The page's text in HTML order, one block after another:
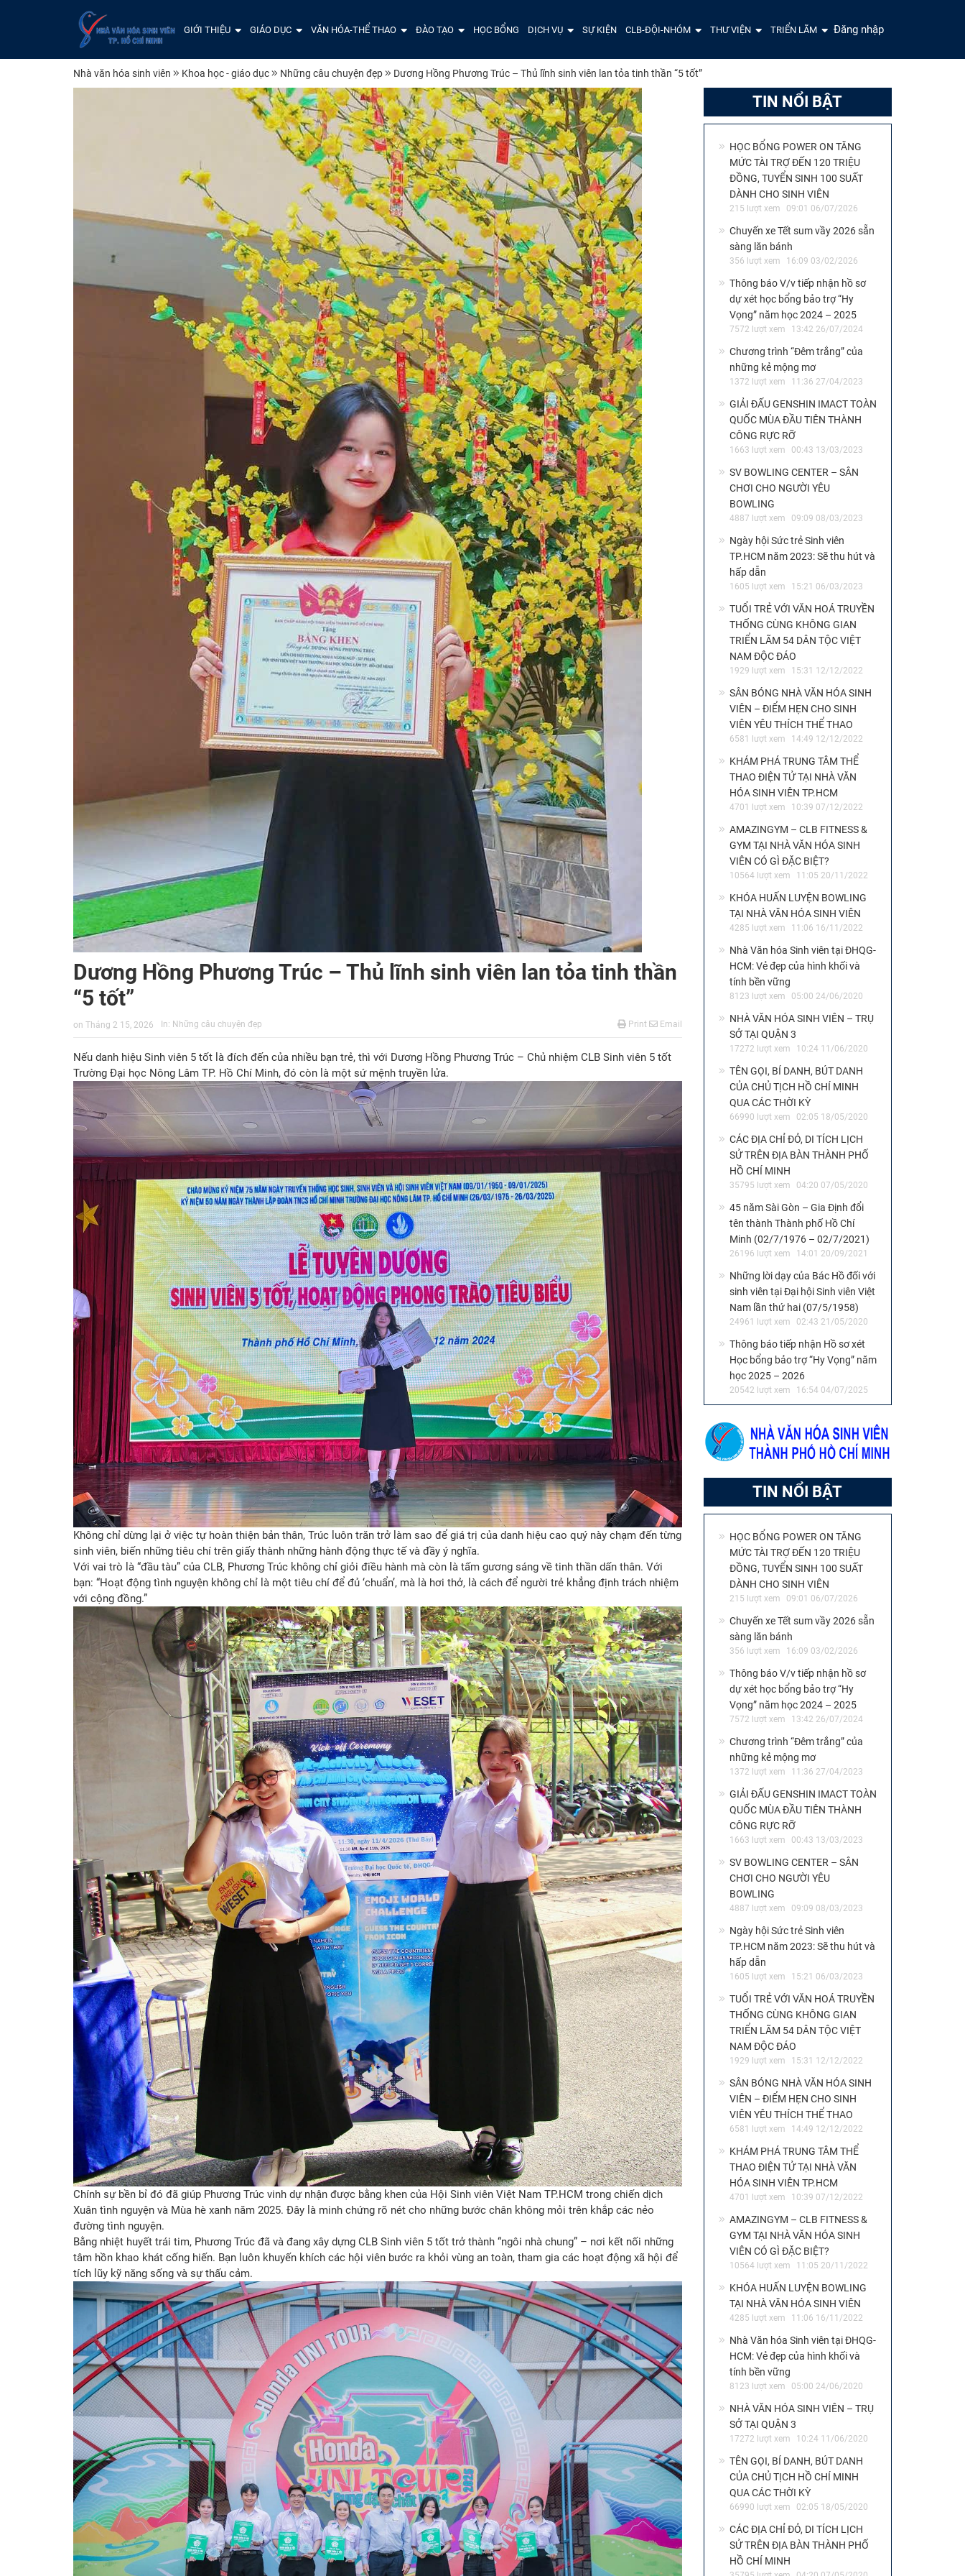
GIỚI THIỆU GIÁO DỤC VĂN HÓA-THỂ THAO ĐÀO TẠO HỌC BỔNG DỊCH VỤ SỰ KIỆN CLB-ĐỘI-NHÓM THƯ VIỆN TRIỂN LÃM Đăng nhập
Nhà văn hóa sinh viên Khoa học - giáo dục Những câu chuyện đẹp Dương Hồng Phương Trúc – Thủ lĩnh sinh viên lan tỏa tinh thần “5 tốt”
Dương Hồng Phương Trúc – Thủ lĩnh sinh viên lan tỏa tinh thần
“5 tốt”
on Tháng 2 15, 2026 In: Những câu chuyện đẹp Print Email
Nếu danh hiệu Sinh viên 5 tốt là đích đến của nhiều bạn trẻ, thì với Dương Hồng Phương Trúc – Chủ nhiệm CLB Sinh viên 5 tốt
Trường Đại học Nông Lâm TP. Hồ Chí Minh, đó còn là một sứ mệnh truyền lửa.
Không chỉ dừng lại ở việc tự hoàn thiện bản thân, Trúc luôn trăn trở làm sao để giá trị của danh hiệu cao quý này chạm đến từng
sinh viên, biến những tiêu chí trên giấy thành những hành động thực tế và đầy ý nghĩa.
Với vai trò là “đầu tàu” của CLB, Phương Trúc không chỉ giỏi điều hành mà còn là tấm gương sáng về tinh thần dấn thân. Với
bạn: “Hoạt động tình nguyện không chỉ là một tiêu chí để đủ ‘chuẩn’, mà là hơi thở, là cách để người trẻ khẳng định trách nhiệm
với cộng đồng.”
Chính sự bền bỉ đó đã giúp Phương Trúc vinh dự nhận được bằng khen của Hội Sinh viên Việt Nam TP.HCM trong chiến dịch
Xuân tình nguyện và Mùa hè xanh năm 2025. Đây là minh chứng rõ nét cho những bước chân không mỏi trên khắp các nẻo
đường tình nguyện.
Bằng nhiệt huyết trái tim, Phương Trúc đã và đang xây dựng CLB Sinh viên 5 tốt trở thành “ngôi nhà chung” – nơi kết nối những
tâm hồn khao khát cống hiến. Bạn luôn khuyến khích các hội viên bước ra khỏi vùng an toàn, tham gia các hoạt động xã hội để
tích lũy kỹ năng sống và sự thấu cảm.
TIN NỔI BẬT
HỌC BỔNG POWER ON TĂNG
MỨC TÀI TRỢ ĐẾN 120 TRIỆU
ĐỒNG, TUYỂN SINH 100 SUẤT
DÀNH CHO SINH VIÊN
215 lượt xem 09:01 06/07/2026
Chuyến xe Tết sum vầy 2026 sẵn
sàng lăn bánh
356 lượt xem 16:09 03/02/2026
Thông báo V/v tiếp nhận hồ sơ
dự xét học bổng bảo trợ “Hy
Vọng” năm học 2024 – 2025
7572 lượt xem 13:42 26/07/2024
Chương trình “Đêm trắng” của
những kẻ mộng mơ
1372 lượt xem 11:36 27/04/2023
GIẢI ĐẤU GENSHIN IMACT TOÀN
QUỐC MÙA ĐẦU TIÊN THÀNH
CÔNG RỰC RỠ
1663 lượt xem 00:43 13/03/2023
SV BOWLING CENTER – SÂN
CHƠI CHO NGƯỜI YÊU
BOWLING
4887 lượt xem 09:09 08/03/2023
Ngày hội Sức trẻ Sinh viên
TP.HCM năm 2023: Sẽ thu hút và
hấp dẫn
1605 lượt xem 15:21 06/03/2023
TUỔI TRẺ VỚI VĂN HOÁ TRUYỀN
THỐNG CÙNG KHÔNG GIAN
TRIỂN LÃM 54 DÂN TỘC VIỆT
NAM ĐỘC ĐÁO
1929 lượt xem 15:31 12/12/2022
SÂN BÓNG NHÀ VĂN HÓA SINH
VIÊN – ĐIỂM HẸN CHO SINH
VIÊN YÊU THÍCH THỂ THAO
6581 lượt xem 14:49 12/12/2022
KHÁM PHÁ TRUNG TÂM THỂ
THAO ĐIỆN TỬ TẠI NHÀ VĂN
HÓA SINH VIÊN TP.HCM
4701 lượt xem 10:39 07/12/2022
AMAZINGYM – CLB FITNESS &
GYM TẠI NHÀ VĂN HÓA SINH
VIÊN CÓ GÌ ĐẶC BIỆT?
10564 lượt xem 11:05 20/11/2022
KHÓA HUẤN LUYỆN BOWLING
TẠI NHÀ VĂN HÓA SINH VIÊN
4285 lượt xem 11:06 16/11/2022
Nhà Văn hóa Sinh viên tại ĐHQG-
HCM: Vẻ đẹp của hình khối và
tính bền vững
8123 lượt xem 05:00 24/06/2020
NHÀ VĂN HÓA SINH VIÊN – TRỤ
SỞ TẠI QUẬN 3
17272 lượt xem 10:24 11/06/2020
TÊN GỌI, BÍ DANH, BÚT DANH
CỦA CHỦ TỊCH HỒ CHÍ MINH
QUA CÁC THỜI KỲ
66990 lượt xem 02:05 18/05/2020
CÁC ĐỊA CHỈ ĐỎ, DI TÍCH LỊCH
SỬ TRÊN ĐỊA BÀN THÀNH PHỐ
HỒ CHÍ MINH
35795 lượt xem 04:20 07/05/2020
45 năm Sài Gòn – Gia Định đổi
tên thành Thành phố Hồ Chí
Minh (02/7/1976 – 02/7/2021)
26196 lượt xem 14:01 20/09/2021
Những lời dạy của Bác Hồ đối với
sinh viên tại Đại hội Sinh viên Việt
Nam lần thứ hai (07/5/1958)
24961 lượt xem 02:43 21/05/2020
Thông báo tiếp nhận Hồ sơ xét
Học bổng bảo trợ “Hy Vọng” năm
học 2025 – 2026
20542 lượt xem 16:54 04/07/2025
TIN NỔI BẬT
HỌC BỔNG POWER ON TĂNG
MỨC TÀI TRỢ ĐẾN 120 TRIỆU
ĐỒNG, TUYỂN SINH 100 SUẤT
DÀNH CHO SINH VIÊN
215 lượt xem 09:01 06/07/2026
Chuyến xe Tết sum vầy 2026 sẵn
sàng lăn bánh
356 lượt xem 16:09 03/02/2026
Thông báo V/v tiếp nhận hồ sơ
dự xét học bổng bảo trợ “Hy
Vọng” năm học 2024 – 2025
7572 lượt xem 13:42 26/07/2024
Chương trình “Đêm trắng” của
những kẻ mộng mơ
1372 lượt xem 11:36 27/04/2023
GIẢI ĐẤU GENSHIN IMACT TOÀN
QUỐC MÙA ĐẦU TIÊN THÀNH
CÔNG RỰC RỠ
1663 lượt xem 00:43 13/03/2023
SV BOWLING CENTER – SÂN
CHƠI CHO NGƯỜI YÊU
BOWLING
4887 lượt xem 09:09 08/03/2023
Ngày hội Sức trẻ Sinh viên
TP.HCM năm 2023: Sẽ thu hút và
hấp dẫn
1605 lượt xem 15:21 06/03/2023
TUỔI TRẺ VỚI VĂN HOÁ TRUYỀN
THỐNG CÙNG KHÔNG GIAN
TRIỂN LÃM 54 DÂN TỘC VIỆT
NAM ĐỘC ĐÁO
1929 lượt xem 15:31 12/12/2022
SÂN BÓNG NHÀ VĂN HÓA SINH
VIÊN – ĐIỂM HẸN CHO SINH
VIÊN YÊU THÍCH THỂ THAO
6581 lượt xem 14:49 12/12/2022
KHÁM PHÁ TRUNG TÂM THỂ
THAO ĐIỆN TỬ TẠI NHÀ VĂN
HÓA SINH VIÊN TP.HCM
4701 lượt xem 10:39 07/12/2022
AMAZINGYM – CLB FITNESS &
GYM TẠI NHÀ VĂN HÓA SINH
VIÊN CÓ GÌ ĐẶC BIỆT?
10564 lượt xem 11:05 20/11/2022
KHÓA HUẤN LUYỆN BOWLING
TẠI NHÀ VĂN HÓA SINH VIÊN
4285 lượt xem 11:06 16/11/2022
Nhà Văn hóa Sinh viên tại ĐHQG-
HCM: Vẻ đẹp của hình khối và
tính bền vững
8123 lượt xem 05:00 24/06/2020
NHÀ VĂN HÓA SINH VIÊN – TRỤ
SỞ TẠI QUẬN 3
17272 lượt xem 10:24 11/06/2020
TÊN GỌI, BÍ DANH, BÚT DANH
CỦA CHỦ TỊCH HỒ CHÍ MINH
QUA CÁC THỜI KỲ
66990 lượt xem 02:05 18/05/2020
CÁC ĐỊA CHỈ ĐỎ, DI TÍCH LỊCH
SỬ TRÊN ĐỊA BÀN THÀNH PHỐ
HỒ CHÍ MINH